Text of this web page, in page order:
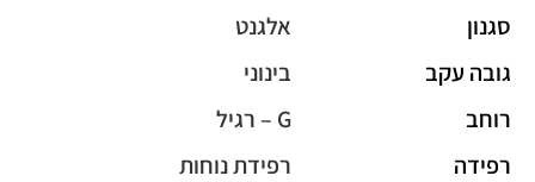
סגנון
אלגנט
גובה עקב
בינוני
רוחב
G – רגיל
רפידה
רפידת נוחות